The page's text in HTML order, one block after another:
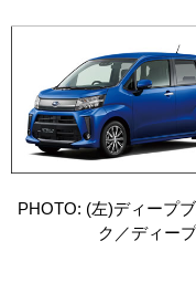
PHOTO: (左)ディープ
ク／ディー